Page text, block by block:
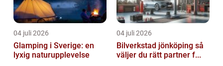
04 juli 2026
Glamping i Sverige: en
lyxig naturupplevelse
04 juli 2026
Bilverkstad jönköping så
väljer du rätt partner f...